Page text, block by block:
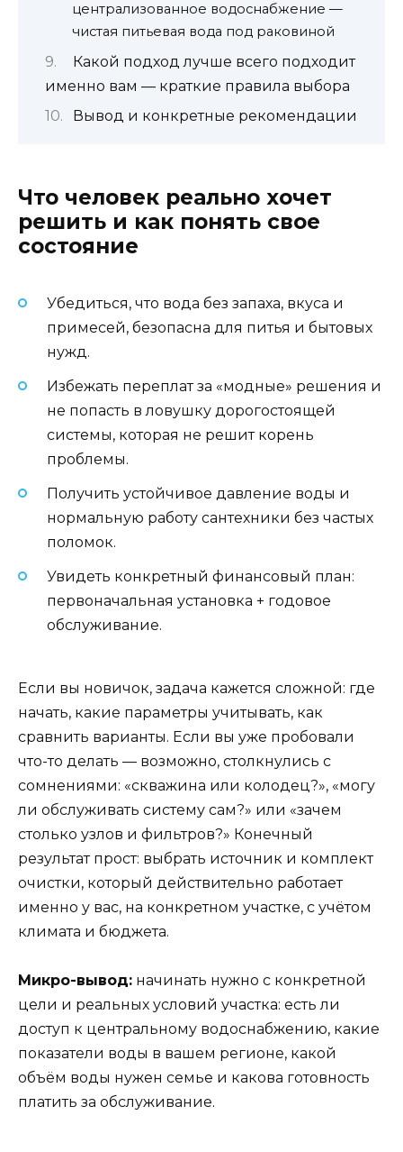
централизованное водоснабжение —
чистая питьевая вода под раковиной
Какой подход лучше всего подходит
именно вам — краткие правила выбора
Вывод и конкретные рекомендации
Что человек реально хочет
решить и как понять свое
состояние
Убедиться, что вода без запаха, вкуса и
примесей, безопасна для питья и бытовых
нужд.
Избежать переплат за «модные» решения и
не попасть в ловушку дорогостоящей
системы, которая не решит корень
проблемы.
Получить устойчивое давление воды и
нормальную работу сантехники без частых
поломок.
Увидеть конкретный финансовый план:
первоначальная установка + годовое
обслуживание.
Если вы новичок, задача кажется сложной: где
начать, какие параметры учитывать, как
сравнить варианты. Если вы уже пробовали
что-то делать — возможно, столкнулись с
сомнениями: «скважина или колодец?», «могу
ли обслуживать систему сам?» или «зачем
столько узлов и фильтров?» Конечный
результат прост: выбрать источник и комплект
очистки, который действительно работает
именно у вас, на конкретном участке, с учётом
климата и бюджета.
Микро-вывод: начинать нужно с конкретной
цели и реальных условий участка: есть ли
доступ к центральному водоснабжению, какие
показатели воды в вашем регионе, какой
объём воды нужен семье и какова готовность
платить за обслуживание.